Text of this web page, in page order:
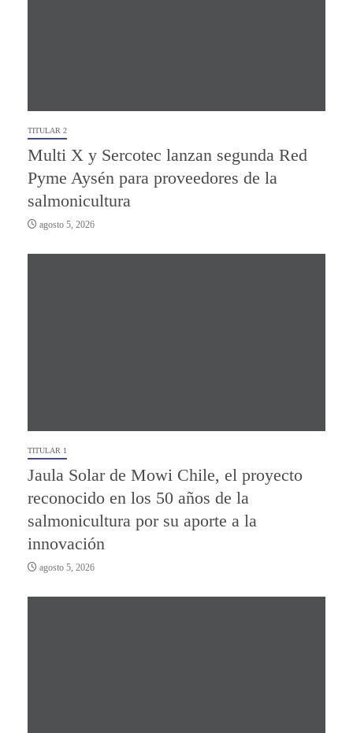
TITULAR 2
Multi X y Sercotec lanzan segunda Red
Pyme Aysén para proveedores de la
salmonicultura
agosto 5, 2026
TITULAR 1
Jaula Solar de Mowi Chile, el proyecto
reconocido en los 50 años de la
salmonicultura por su aporte a la
innovación
agosto 5, 2026